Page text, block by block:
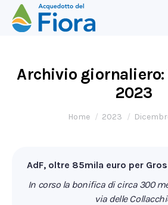
Archivio giornaliero:
2023
Tu sei qui:
Home 2023
AdF, oltre 85mila euro per
In corso la bonifica di circa 300
via delle